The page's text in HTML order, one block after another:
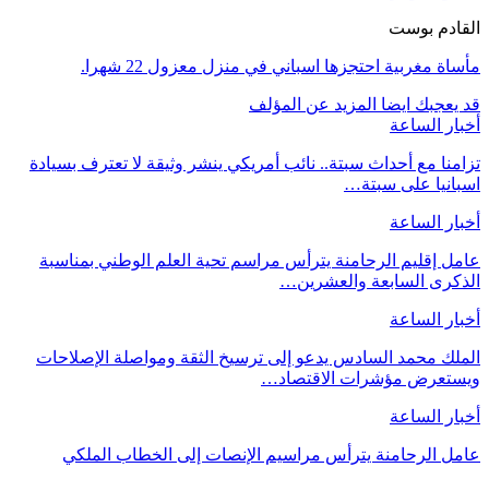
القادم بوست
مأساة مغربية احتجزها اسباني في منزل معزول 22 شهرا.
قد يعجبك ايضا المزيد عن المؤلف
أخبار الساعة
تزامنا مع أحداث سبتة.. نائب أمريكي ينشر وثيقة لا تعترف بسيادة
اسبانيا على سبتة…
أخبار الساعة
عامل إقليم الرحامنة يترأس مراسم تحية العلم الوطني بمناسبة
الذكرى السابعة والعشرين…
أخبار الساعة
الملك محمد السادس يدعو إلى ترسيخ الثقة ومواصلة الإصلاحات
ويستعرض مؤشرات الاقتصاد…
أخبار الساعة
عامل الرحامنة يترأس مراسيم الإنصات إلى الخطاب الملكي